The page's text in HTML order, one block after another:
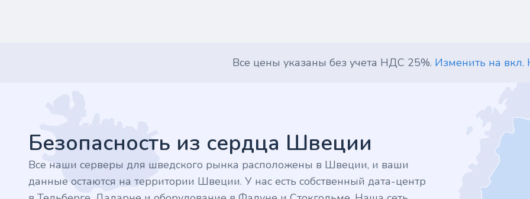
Все цены указаны без учета НДС 25%. Изменить на
Безопасность из сердца Швеции
Все наши серверы для шведского рынка расположены в Швеции, и ваши
данные остаются на территории Швеции. У нас есть собственный дата-центр